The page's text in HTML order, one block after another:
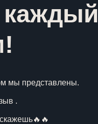
каждый
мы представлены.
.